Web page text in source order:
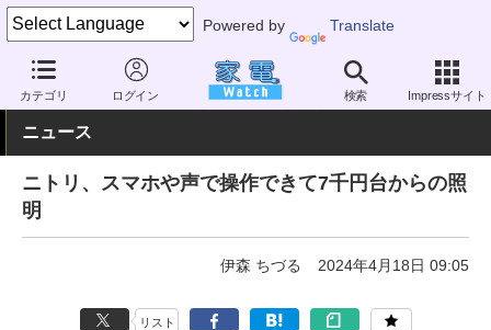
Powered by Translate
カテゴリ ログイン 検索 Impressサイト
家電 Watch 生活家電 照明器具 LED
ニュース
ニトリ、スマホや声で操作できて7千円台からの照
明
伊森 ちづる 2024年4月18日 09:05
リスト